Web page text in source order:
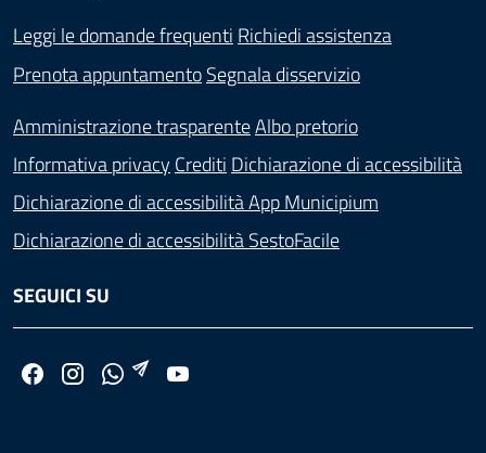
Leggi le domande frequenti Richiedi assistenza
Prenota appuntamentoSegnala disservizio
Amministrazione trasparenteAlbo pretorio
Informativa privacy Crediti Dichiarazione di accessibilità
Dichiarazione di accessibilità App Municipium
Dichiarazione di accessibilità SestoFacile
SEGUICI SU